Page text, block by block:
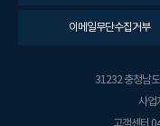
이메일무단수집거부
31232 충청남
사업